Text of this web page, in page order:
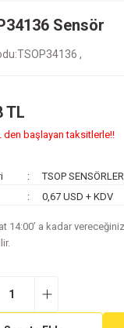
Sensör
TSOP34136 ,
TL
den başlayan taksitlerle!!
TSOP SENSÖRLER
0,67 USD + KDV
14:00’ a kadar